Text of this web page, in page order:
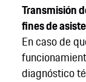
Transmisión
fines de
En caso de
diagnóstico